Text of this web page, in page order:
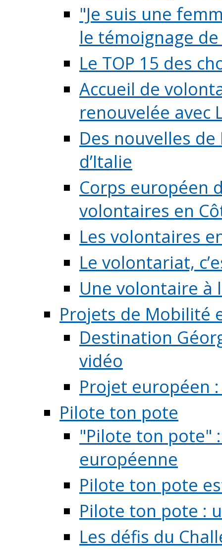
"Je suis une
le témoignage de
Le TOP 15 des
Accueil de
renouvelée avec
Des nouvelles
d’Italie
Corps européen
volontaires en
Les volontaires
Le volontariat,
Une volontaire à
Projets de Mobilité
Destination
vidéo
Projet européen
Pilote ton pote
"Pilote ton pote"
européenne
Pilote ton pote
Pilote ton pote :
Les défis du